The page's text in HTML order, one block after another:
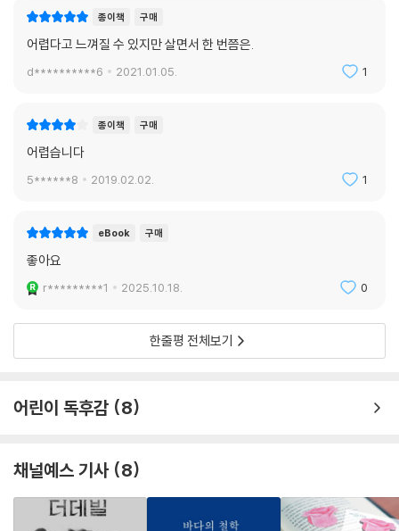
종이책 구매
어렵다고 느껴질 수 있지만 살면서 한 번쯤은.
d**********6 2021.01.05. 1
종이책 구매
어렵습니다
5******8 2019.02.02. 1
eBook 구매
좋아요
r*********1 2025.10.18. 0
한줄평 전체보기
어린이 독후감 8
채널예스 기사 8